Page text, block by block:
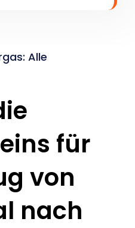
Alle
für
von
nach